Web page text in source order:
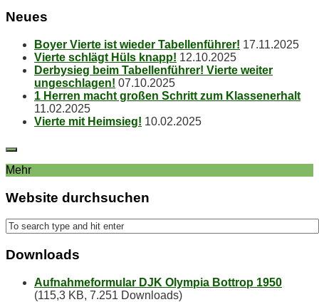
Neu­es
Boy­er Vier­te ist wie­der Tabellenführer! 17.11.2025
Vier­te schlägt Hüls knapp! 12.10.2025
Der­by­sieg beim Ta­bel­len­füh­rer! Vier­te wei­ter
ungeschlagen! 07.10.2025
1 Her­ren macht gro­ßen Schritt zum Klassenerhalt
11.02.2025
Vier­te mit Heimsieg! 10.02.2025
Mehr
Web­site durchsuchen
Down­loads
Aufnahmeformular DJK Olympia Bottrop 1950
(115,3 KB, 7.251 Downloads)